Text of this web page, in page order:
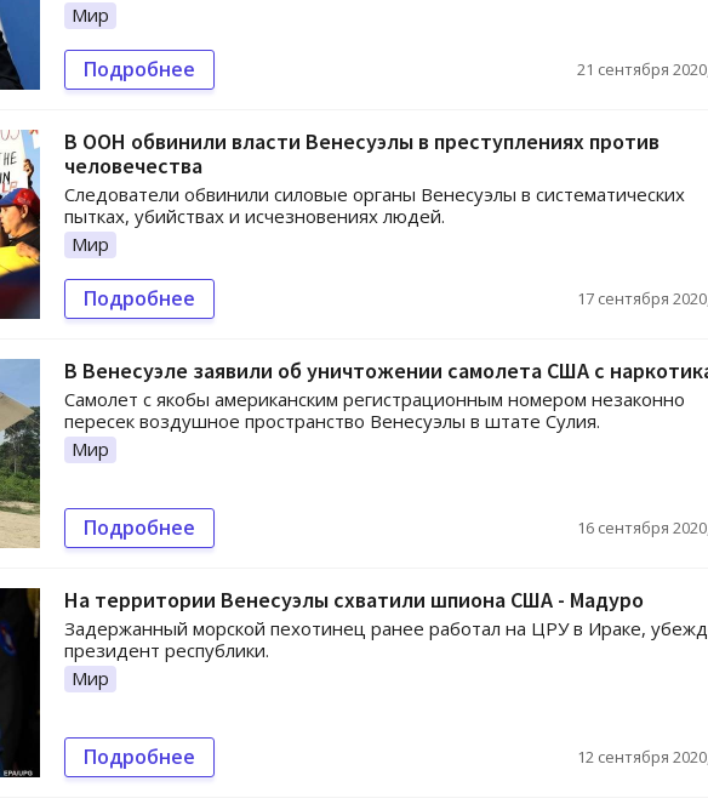
Мир
Подробнее 21 сентября
В ООН обвинили власти Венесуэлы в преступлениях против
человечества
Следователи обвинили силовые органы Венесуэлы в систематических
пытках, убийствах и исчезновениях людей.
Мир
Подробнее 17 сентября
В Венесуэле заявили об уничтожении самолета США с
Самолет с якобы американским регистрационным номером незаконно
пересек воздушное пространство Венесуэлы в штате Сулия.
Мир
Подробнее 16 сентября
На территории Венесуэлы схватили шпиона США - Мадуро
Задержанный морской пехотинец ранее работал на ЦРУ в Ираке,
президент республики.
Мир
Подробнее 12 сентября